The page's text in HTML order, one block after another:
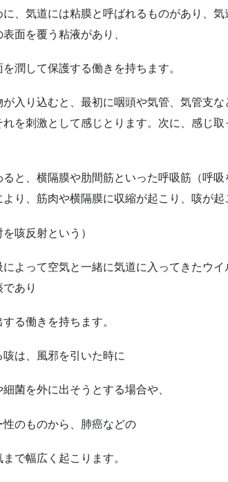
に、気道には粘膜と呼ばれるものがあり、
面を覆う粘液があり、
潤して保護する働きを持ちます。
が入り込むと、最初に咽頭や気管、気管支
れを刺激として感じとります。次に、感じ
ると、横隔膜や肋間筋といった呼吸筋（呼
り、筋肉や横隔膜に収縮が起こり、咳が起
を咳反射という）
によって空気と一緒に気道に入ってきたウ
あり
る働きを持ちます。
は、風邪を引いた時に
細菌を外に出そうとする場合や、
性のものから、肺癌などの
で幅広く起こります。